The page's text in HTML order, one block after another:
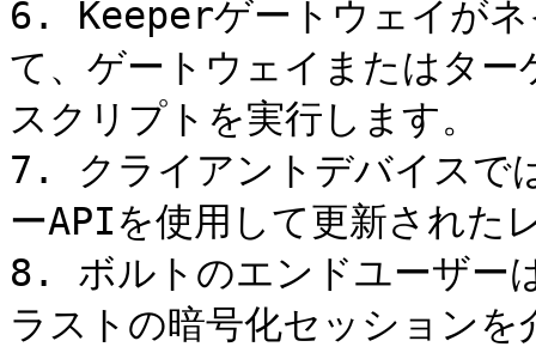
6. Keeperゲートウェイがネ
て、ゲートウェイまたはタ
スクリプトを実行します。
7. クライアントデバイスで
ーAPIを使用して更新された
8. ボルトのエンドユーザー
ラストの暗号化セッション